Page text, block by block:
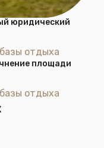
юридический
площади